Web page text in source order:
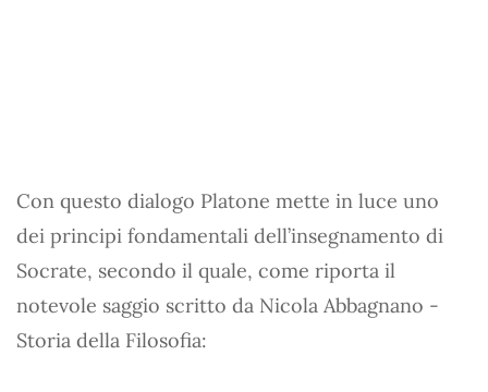
Con questo dialogo Platone mette in luce uno
dei principi fondamentali dell’insegnamento di
Socrate, secondo il quale, come riporta il
notevole saggio scritto da Nicola Abbagnano -
Storia della Filosofia: